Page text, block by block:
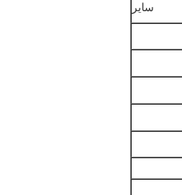
ساير